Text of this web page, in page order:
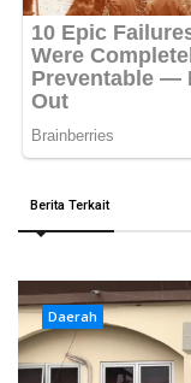
Berita Terkait
Daerah